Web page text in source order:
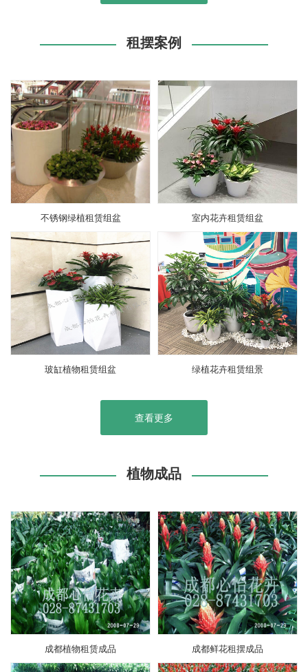
租摆案例
不锈钢绿植租赁组盆 室内花卉租赁组盆
玻缸植物租赁组盆 绿植花卉租赁组景
查看更多
植物成品
成都植物租赁成品 成都鲜花租摆成品